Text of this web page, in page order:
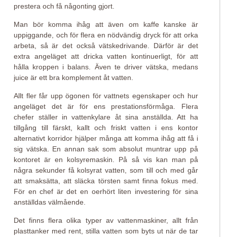
prestera och få någonting gjort.
Man bör komma ihåg att även om kaffe kanske är
uppiggande, och för flera en nödvändig dryck för att orka
arbeta, så är det också vätskedrivande. Därför är det
extra angeläget att dricka vatten kontinuerligt, för att
hålla kroppen i balans. Även te driver vätska, medans
juice är ett bra komplement åt vatten.
Allt fler får upp ögonen för vattnets egenskaper och hur
angeläget det är för ens prestationsförmåga. Flera
chefer ställer in vattenkylare åt sina anställda. Att ha
tillgång till färskt, kallt och friskt vatten i ens kontor
alternativt korridor hjälper många att komma ihåg att få i
sig vätska. En annan sak som absolut muntrar upp på
kontoret är en kolsyremaskin. På så vis kan man på
några sekunder få kolsyrat vatten, som till och med går
att smaksätta, att släcka törsten samt finna fokus med.
För en chef är det en oerhört liten investering för sina
anställdas välmående.
Det finns flera olika typer av vattenmaskiner, allt från
plasttanker med rent, stilla vatten som byts ut när de tar